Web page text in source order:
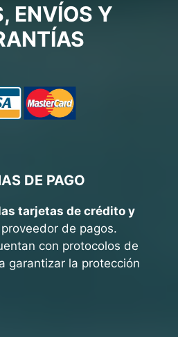
ENVÍOS Y
DE PAGO
tarjetas de crédito y
de pagos.
con protocolos de
garantizar la protección